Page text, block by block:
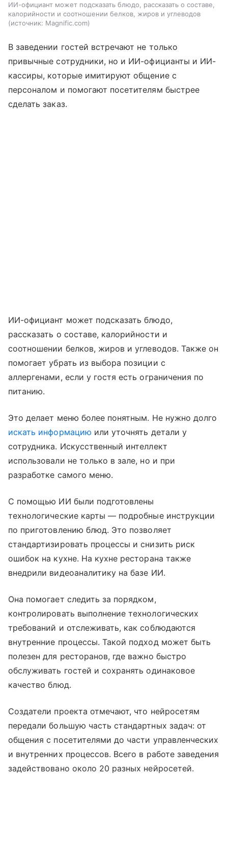
ИИ-официант может подсказать блюдо, рассказать о составе,
калорийности и соотношении белков, жиров и углеводов
источник: Magnific.com
В заведении гостей встречают не только
привычные сотрудники, но и ИИ-официанты и ИИ-
кассиры, которые имитируют общение с
персоналом и помогают посетителям быстрее
сделать заказ.
ИИ-официант может подсказать блюдо,
рассказать о составе, калорийности и
соотношении белков, жиров и углеводов. Также он
помогает убрать из выбора позиции с
аллергенами, если у гостя есть ограничения по
питанию.
Это делает меню более понятным. Не нужно долго
искать информацию или уточнять детали у
сотрудника. Искусственный интеллект
использовали не только в зале, но и при
разработке самого меню.
С помощью ИИ были подготовлены
технологические карты — подробные инструкции
по приготовлению блюд. Это позволяет
стандартизировать процессы и снизить риск
ошибок на кухне. На кухне ресторана также
внедрили видеоаналитику на базе ИИ.
Она помогает следить за порядком,
контролировать выполнение технологических
требований и отслеживать, как соблюдаются
внутренние процессы. Такой подход может быть
полезен для ресторанов, где важно быстро
обслуживать гостей и сохранять одинаковое
качество блюд.
Создатели проекта отмечают, что нейросетям
передали большую часть стандартных задач: от
общения с посетителями до части управленческих
и внутренних процессов. Всего в работе заведения
задействовано около 20 разных нейросетей.